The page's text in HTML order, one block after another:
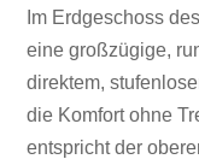
Im Erdgeschoss
eine großzügige,
direktem,
die Komfort ohne
entspricht der